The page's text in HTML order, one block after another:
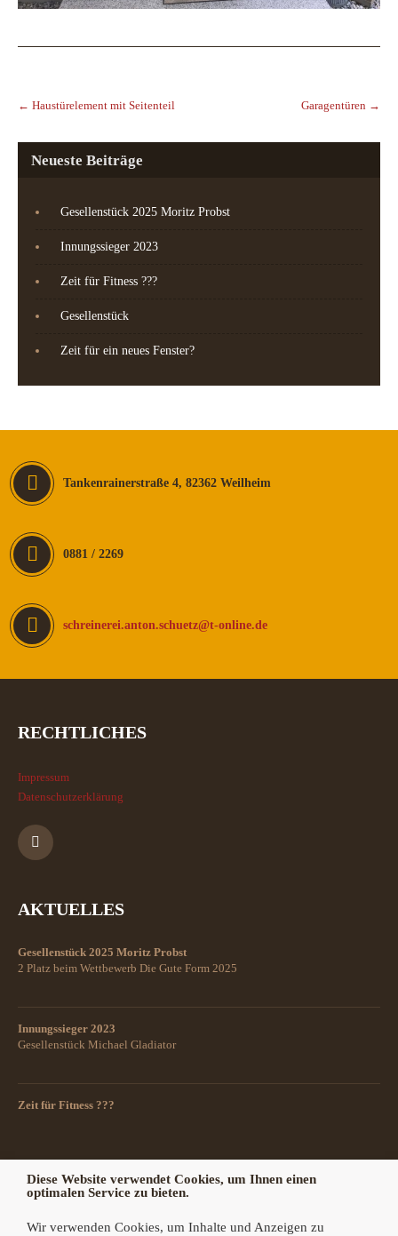
navigation
← Haustürelement mit Seitenteil Garagentüren →
Neueste Beiträge
Gesellenstück 2025 Moritz Probst
Innungssieger 2023
Zeit für Fitness ???
Gesellenstück
Zeit für ein neues Fenster?
Tankenrainerstraße 4, 82362 Weilheim
0881 / 2269
schreinerei.anton.schuetz@t-online.de
RECHTLICHES
Impressum
Datenschutzerklärung
AKTUELLES
Gesellenstück 2025 Moritz Probst
2 Platz beim Wettbewerb Die Gute Form 2025
Innungssieger 2023
Gesellenstück Michael Gladiator
Zeit für Fitness ???
Diese Website verwendet Cookies, um Ihnen einen
optimalen Service zu bieten.
Wir verwenden Cookies, um Inhalte und Anzeigen zu